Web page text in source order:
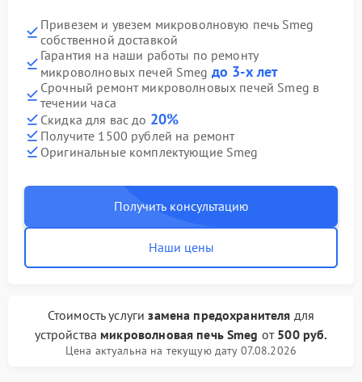
Привезем и увезем микроволновую печь Smeg
собственной доставкой
Гарантия на наши работы по ремонту
микроволновых печей Smeg до 3-х лет
Срочный ремонт микроволновых печей Smeg в
течении часа
Скидка для вас до 20%
Получите 1500 рублей на ремонт
Оригинальные комплектующие Smeg
Получить консультацию
Наши цены
Стоимость услугизамена предохранителя для
устройства микроволновая печь Smeg от 500 руб.
Цена актуальна на текущую дату 07.08.2026